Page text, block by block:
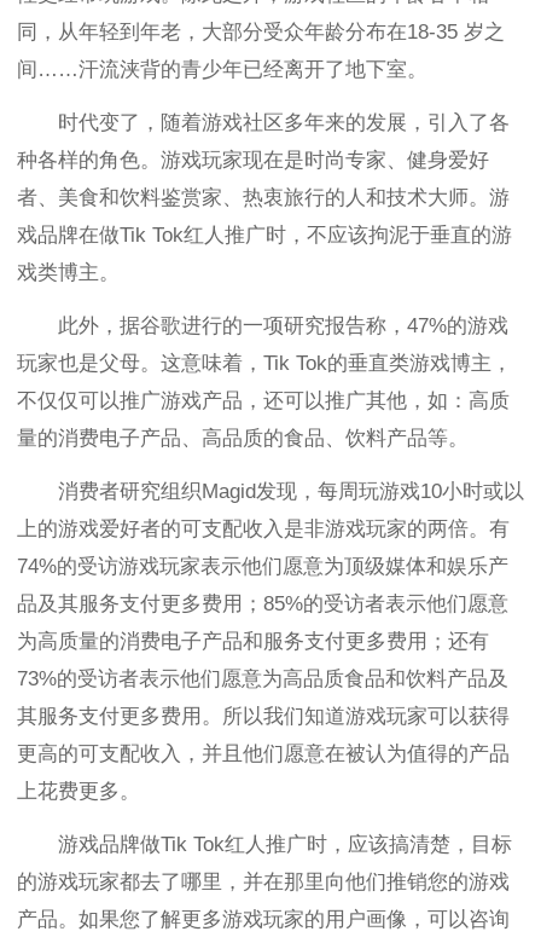
同，从年轻到年老，大部分受众年龄分布在18-35 岁之
间……汗流浃背的青少年已经离开了地下室。
时代变了，随着游戏社区多年来的发展，引入了各
种各样的角色。游戏玩家现在是时尚专家、健身爱好
者、美食和饮料鉴赏家、热衷旅行的人和技术大师。游
戏品牌在做Tik Tok红人推广时，不应该拘泥于垂直的游
戏类博主。
此外，据谷歌进行的一项研究报告称，47%的游戏
玩家也是父母。这意味着，Tik Tok的垂直类游戏博主，
不仅仅可以推广游戏产品，还可以推广其他，如：高质
量的消费电子产品、高品质的食品、饮料产品等。
消费者研究组织Magid发现，每周玩游戏10小时或以
上的游戏爱好者的可支配收入是非游戏玩家的两倍。有
74%的受访游戏玩家表示他们愿意为顶级媒体和娱乐产
品及其服务支付更多费用；85%的受访者表示他们愿意
为高质量的消费电子产品和服务支付更多费用；还有
73%的受访者表示他们愿意为高品质食品和饮料产品及
其服务支付更多费用。所以我们知道游戏玩家可以获得
更高的可支配收入，并且他们愿意在被认为值得的产品
上花费更多。
游戏品牌做Tik Tok红人推广时，应该搞清楚，目标
的游戏玩家都去了哪里，并在那里向他们推销您的游戏
产品。如果您了解更多游戏玩家的用户画像，可以咨询